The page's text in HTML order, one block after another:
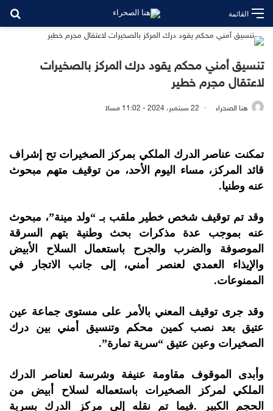
القائمة
تنسيق أمني محكم يقود درك المركز بالصخيرات
لاعتقال مجرم خطير
هنا الصحراء 22 سبتمبر، 2024 - 11:02 مساءً
تمكنت عناصر الدرك الملكي بمركز الصخيرات تح إشراف
قائد المركز، مساء اليوم الأحد، من توقيف متهم مبحوث
عنه وطنيا.
وقد تم توقيف شخص خطير ملقب بـ “ولد مينة”، مبحوث
عنه بموجب عدة مذكرات بحث وطنية بتهم السرقة
الموصوفة والضرب والجرح باستعمال السلاح الأبيض
والإيذاء العمدي لعنصر أمني، إلى جانب الاتجار في
الممنوعات.
وقد جرى توقيف المعني بالأمر على مستوى جماعة عين
عتيق بعد نصب كمين محكم وتنسيق أمني بين درك
الصخيرات وعين عتيق “سرية تمارة”.
وأبدى الموقوف مقاومة عنيفة وشرسة لعناصر الدرك
الملكي لمركز الصخيرات باستعماله لسلاح أبيض من
الحجم الكبير .فيما تم نقله إلى مركز الدرك بسرية